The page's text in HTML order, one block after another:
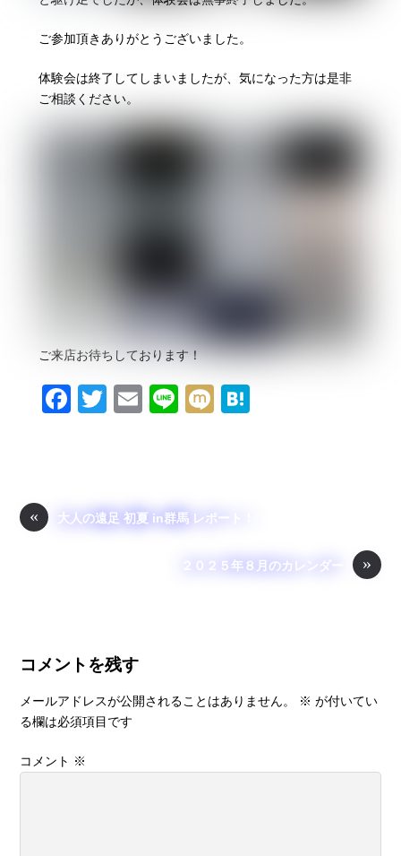
ご参加頂きありがとうございました。
体験会は終了してしまいましたが、気になった方は是非
ご相談ください。
ご来店お待ちしております！
F
b
T
E
Li
M
« 大人の遠足 初夏 in群馬 レポート！
»
２０２５年８月のカレンダー
コメントを残す
メールアドレスが公開されることはありません。 ※ が付いてい
る欄は必須項目です
コメント ※